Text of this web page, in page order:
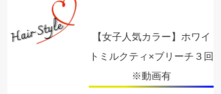
【女子人気カラー】ホワイ
トミルクティ×ブリーチ３回
※動画有